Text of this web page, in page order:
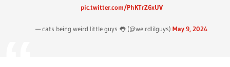
pic.twitter.com/PhKTrZ6xUV
— cats being weird little guys 👅 (@weirdlilguys)May 9, 2024